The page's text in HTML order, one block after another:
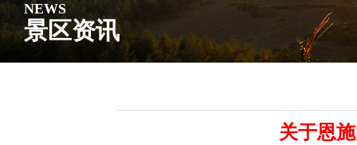
NEWS
景区资讯
关于恩